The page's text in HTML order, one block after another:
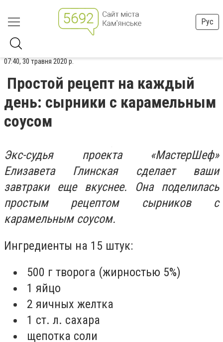
Рус
07:40, 30 травня 2020 р.
Простой рецепт на каждый
день: сырники с карамельным
соусом
Экс-судья проекта «МастерШеф»
Елизавета Глинская сделает ваши
завтраки еще вкуснее. Она поделилась
простым рецептом сырников с
карамельным соусом.
Ингредиенты на 15 штук:
500 г творога (жирностью 5%)⁣
1 яйцо
2 яичных желтка⁣
1 ст. л. сахара
щепотка соли⁣